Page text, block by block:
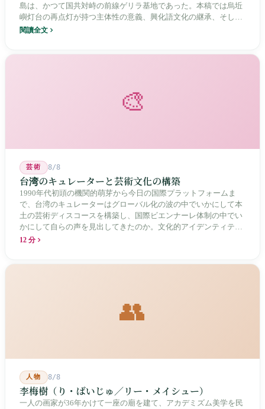
島は、かつて国共対峙の前線ゲリラ基地であった。本稿では烏坵
嶼灯台の再点灯が持つ主体性の意義、興化語文化の継承、そして
20年にわたる核廃棄物処分場選定をめぐる住民投票の論争を深く
閱讀全文
🎨
芸術 8/8
台湾のキュレーターと芸術文化の構築
1990年代初頭の機関的萌芽から今日の国際プラットフォームま
で、台湾のキュレーターはグローバル化の波の中でいかにして本
土の芸術ディスコースを構築し、国際ビエンナーレ体制の中でい
かにして自らの声を見出してきたのか。文化的アイデンティティ
と専門的制度の30年にわたる進化の歴史。
12 分
👥
人物 8/8
李梅樹（り・ばいじゅ／リー・メイシュー）
一人の画家が36年かけて一座の廟を建て、アカデミズム美学を民